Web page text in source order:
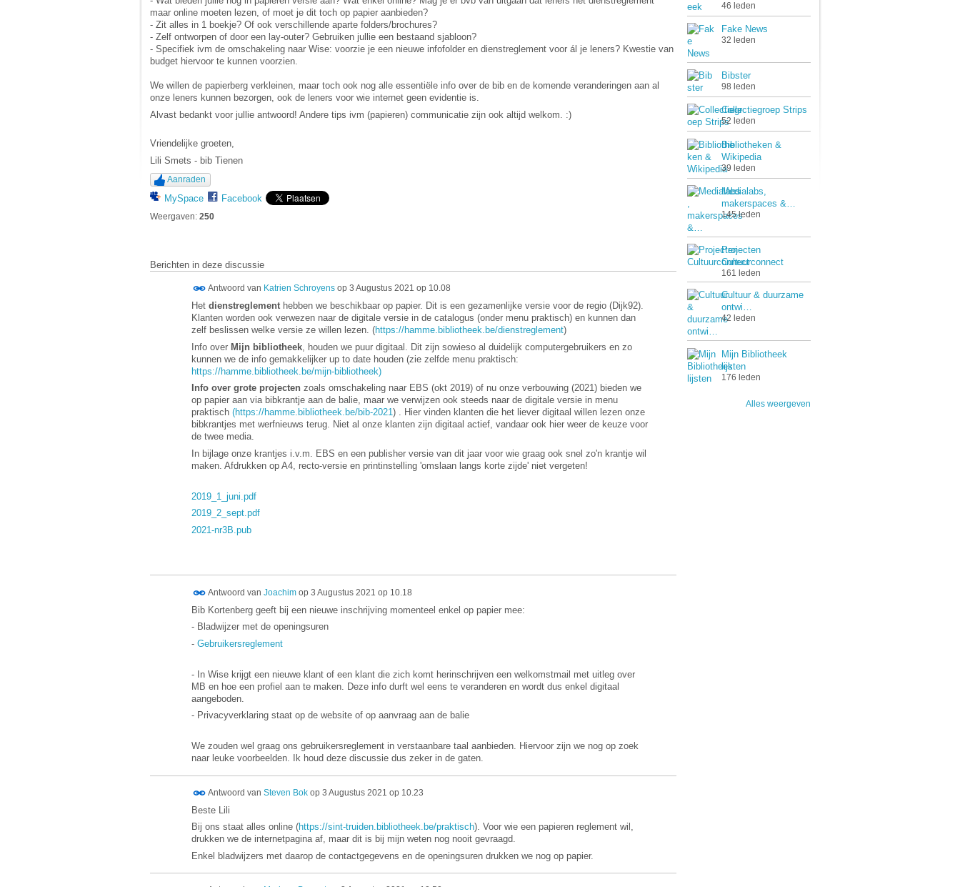
maar online moeten lezen, of moet je dit toch op papier aanbieden?
- Zit alles in 1 boekje? Of ook verschillende aparte folders/brochures?
- Zelf ontworpen of door een lay-outer? Gebruiken jullie een bestaand sjabloon?
- Specifiek ivm de omschakeling naar Wise: voorzie je een nieuwe infofolder en dienstreglement voor ál je leners? Kwestie van
budget hiervoor te kunnen voorzien.
We willen de papierberg verkleinen, maar toch ook nog alle essentiële info over de bib en de komende veranderingen aan al
onze leners kunnen bezorgen, ook de leners voor wie internet geen evidentie is.
Alvast bedankt voor jullie antwoord! Andere tips ivm (papieren) communicatie zijn ook altijd welkom. :)
Vriendelijke groeten,
Lili Smets - bib Tienen
Aanraden
MySpace Facebook
Weergaven: 250
Berichten in deze discussie
Antwoord van Katrien Schroyensop 3 Augustus 2021 op 10.08
Het dienstreglementhebben we beschikbaar op papier. Dit is een gezamenlijke versie voor de regio (Dijk92).
Klanten worden ook verwezen naar de digitale versie in de catalogus (onder menu praktisch) en kunnen dan
zelf beslissen welke versie ze willen lezen. (https://hamme.bibliotheek.be/dienstreglement)
Info over Mijn bibliotheek, houden we puur digitaal. Dit zijn sowieso al duidelijk computergebruikers en zo
kunnen we de info gemakkelijker up to date houden (zie zelfde menu praktisch:
https://hamme.bibliotheek.be/mijn-bibliotheek)
Info over grote projectenzoals omschakeling naar EBS (okt 2019) of nu onze verbouwing (2021) bieden we
op papier aan via bibkrantje aan de balie, maar we verwijzen ook steeds naar de digitale versie in menu
praktisch (https://hamme.bibliotheek.be/bib-2021) . Hier vinden klanten die het liever digitaal willen lezen onze
bibkrantjes met werfnieuws terug. Niet al onze klanten zijn digitaal actief, vandaar ook hier weer de keuze voor
de twee media.
In bijlage onze krantjes i.v.m. EBS en een publisher versie van dit jaar voor wie graag ook snel zo'n krantje wil
maken. Afdrukken op A4, recto-versie en printinstelling 'omslaan langs korte zijde' niet vergeten!
2019_1_juni.pdf
2019_2_sept.pdf
2021-nr3B.pub
Antwoord van Joachimop 3 Augustus 2021 op 10.18
Bib Kortenberg geeft bij een nieuwe inschrijving momenteel enkel op papier mee:
- Bladwijzer met de openingsuren
- Gebruikersreglement
- In Wise krijgt een nieuwe klant of een klant die zich komt herinschrijven een welkomstmail met uitleg over
MB en hoe een profiel aan te maken. Deze info durft wel eens te veranderen en wordt dus enkel digitaal
aangeboden.
- Privacyverklaring staat op de website of op aanvraag aan de balie
We zouden wel graag ons gebruikersreglement in verstaanbare taal aanbieden. Hiervoor zijn we nog op zoek
naar leuke voorbeelden. Ik houd deze discussie dus zeker in de gaten.
Antwoord van Steven Bokop 3 Augustus 2021 op 10.23
Beste Lili
Bij ons staat alles online (https://sint-truiden.bibliotheek.be/praktisch). Voor wie een papieren reglement wil,
drukken we de internetpagina af, maar dit is bij mijn weten nog nooit gevraagd.
Enkel bladwijzers met daarop de contactgegevens en de openingsuren drukken we nog op papier.
46 leden
Fake News
32 leden
Bibster
98 leden
Collectiegroep Strips
52 leden
Bibliotheken &
Wikipedia
39 leden
Medialabs,
makerspaces &…
145 leden
Projecten
Cultuurconnect
161 leden
Cultuur & duurzame
ontwi…
42 leden
Mijn Bibliotheek
lijsten
176 leden
Alles weergeven